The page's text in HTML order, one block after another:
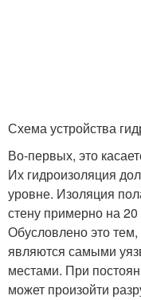
Схема устройства
Во-первых, это
Их гидроизоляция
уровне. Изоляция
стену примерно на
Обусловлено это
являются самыми
местами. При
может произойти